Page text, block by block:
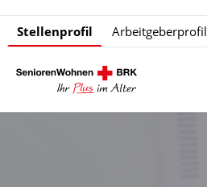
Stellenprofil Arbeitgeberprofil